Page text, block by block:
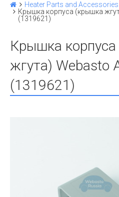
Heater Parts and Accessories
Крышка корпуса (крышка
(1319621)
Крышка
жгута) Webasto
(1319621)